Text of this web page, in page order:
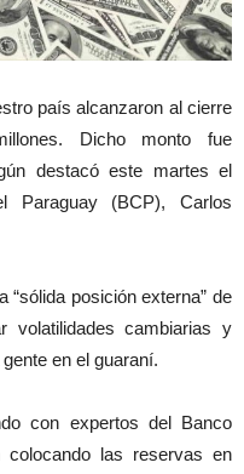
país alcanzaron al cierre
Dicho monto fue
destacó este martes el
Paraguay (BCP), Carlos
“sólida posición externa” de
volatilidades cambiarias y
en el guaraní.
con expertos del Banco
las reservas en